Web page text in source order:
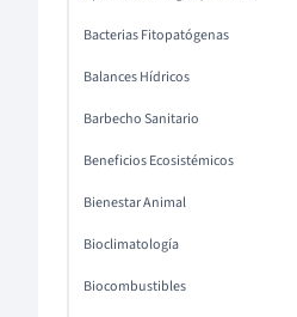
Bacterias Fitopatógenas
Balances Hídricos
Barbecho Sanitario
Beneficios Ecosistémicos
Bienestar Animal
Bioclimatología
Biocombustibles